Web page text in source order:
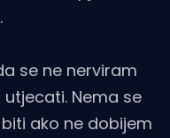
se ne nerviram
Nema se
ako ne dobijem